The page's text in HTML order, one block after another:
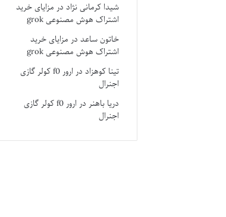
شیدا کرمانی نژاد در مزایای خرید
اشتراک هوش مصنوعی grok
خاتون ساعد در مزایای خرید
اشتراک هوش مصنوعی grok
تینا کوهزاد در
ارور f0 کولر گازی
اجنرال
دریا باهنر در
ارور f0 کولر گازی
اجنرال